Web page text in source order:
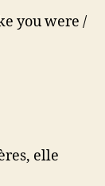
you were /
elle